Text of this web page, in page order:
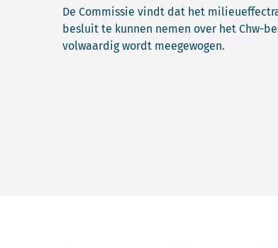
De Commissie vindt dat het
besluit te kunnen nemen over het Chw-
volwaardig wordt meegewogen.